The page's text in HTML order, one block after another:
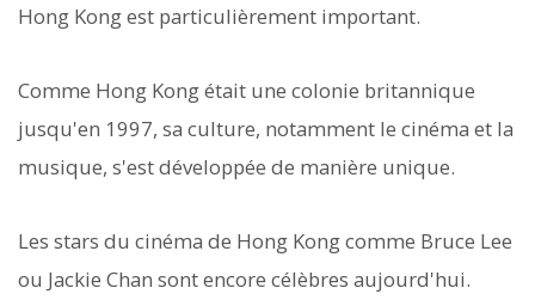
Hong Kong est particulièrement important.
Comme Hong Kong était une colonie britannique
jusqu'en 1997, sa culture, notamment le cinéma et la
musique, s'est développée de manière unique.
Les stars du cinéma de Hong Kong comme Bruce Lee
ou Jackie Chan sont encore célèbres aujourd'hui.